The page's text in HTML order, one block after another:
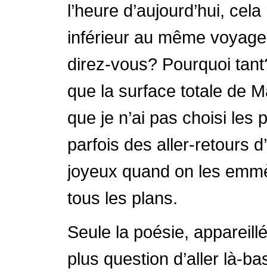
l’heure d’aujourd’hui,
inférieur au même
direz-vous? Pourquoi
que la surface totale de
que je n’ai pas choisi les
parfois des aller-retours
joyeux quand on les
tous les plans.
Seule la poésie,
plus question d’aller là-